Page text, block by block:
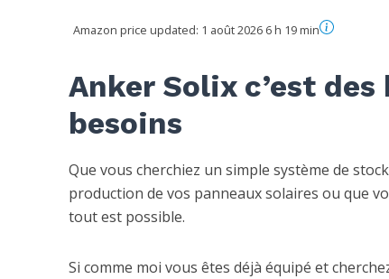
Amazon price updated: 1 août 2026 6 h 19 min
Anker Solix c’est
besoins
Que vous cherchiez un simple système de
production de vos panneaux solaires ou que
tout est possible.
Si comme moi vous êtes déjà équipé et